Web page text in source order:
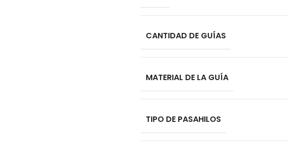
CANTIDAD DE GUÍAS
MATERIAL DE LA GUÍA
TIPO DE PASAHILOS